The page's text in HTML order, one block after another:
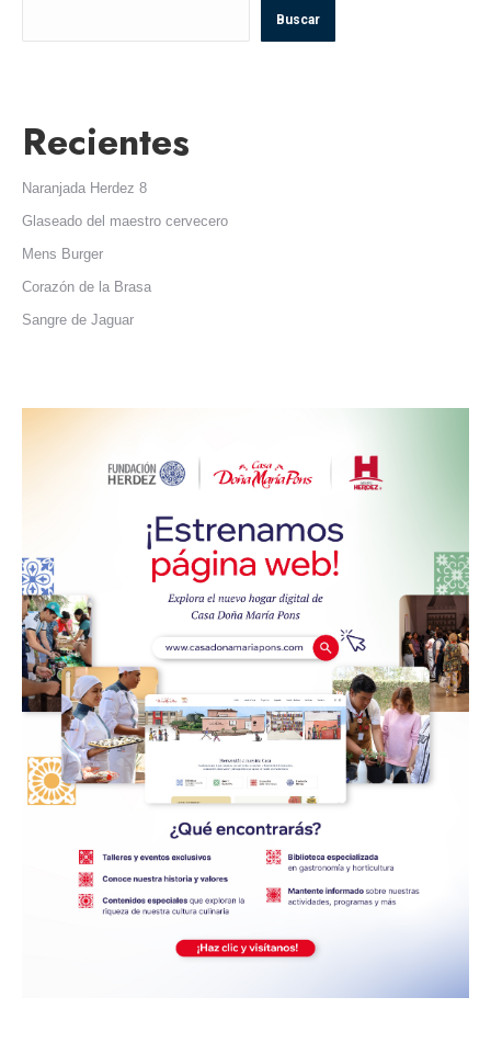
Buscar
Recientes
Naranjada Herdez 8
Glaseado del maestro cervecero
Mens Burger
Corazón de la Brasa
Sangre de Jaguar